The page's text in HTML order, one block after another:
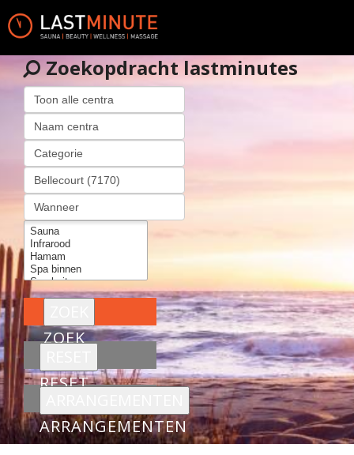
Zoekopdracht lastminutes
ZOEK
RESET
ARRANGEMENTEN